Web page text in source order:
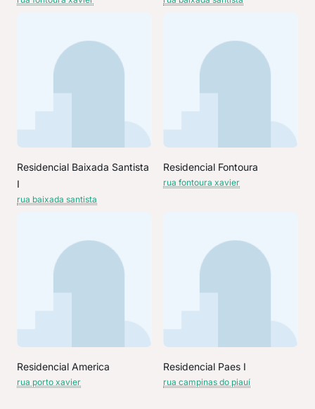
Residencial Baixada Santista
I
rua baixada santista
Residencial Fontoura
rua fontoura xavier
Residencial America
rua porto xavier
Residencial Paes I
rua campinas do piauí